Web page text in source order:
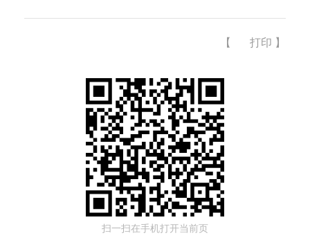
【 打印 】
扫一扫在手机打开当前页